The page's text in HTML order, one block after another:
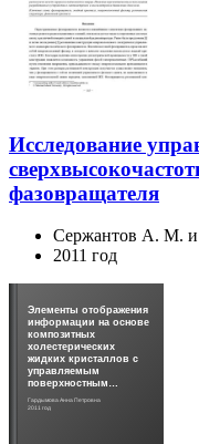
Исследование
фазовращателя
Сержантов А. М. и
2011 год
Элементы отображения
информации на основе
композитных
холестерических
жидких кристаллов с
управляемым
поверхностным…
Гардымова Анна Петровна
2011 год